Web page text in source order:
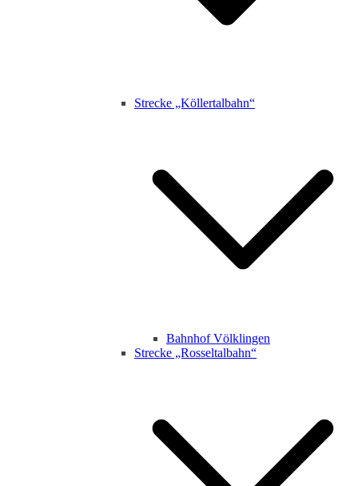
Strecke „Köllertalbahn“
Bahnhof Völklingen
Strecke „Rosseltalbahn“